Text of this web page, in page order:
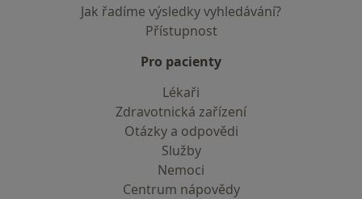
Jak řadíme výsledky vyhledávání?
Přístupnost
Pro pacienty
Lékaři
Zdravotnická zařízení
Otázky a odpovědi
Služby
Nemoci
Centrum nápovědy